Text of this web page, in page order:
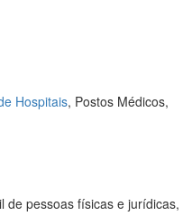
Hospitais, Postos Médicos,
de pessoas físicas e jurídicas,